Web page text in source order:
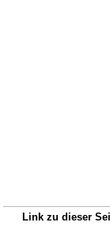
Link zu dieser